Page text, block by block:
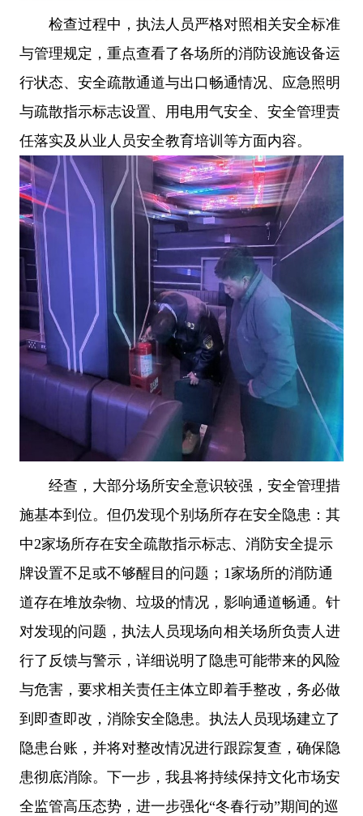
检查过程中，执法人员严格对照相关安全标准
与管理规定，重点查看了各场所的消防设施设备运
行状态、安全疏散通道与出口畅通情况、应急照明
与疏散指示标志设置、用电用气安全、安全管理责
任落实及从业人员安全教育培训等方面内容。
经查，大部分场所安全意识较强，安全管理措
施基本到位。但仍发现个别场所存在安全隐患：其
中2家场所存在安全疏散指示标志、消防安全提示
牌设置不足或不够醒目的问题；1家场所的消防通
道存在堆放杂物、垃圾的情况，影响通道畅通。针
对发现的问题，执法人员现场向相关场所负责人进
行了反馈与警示，详细说明了隐患可能带来的风险
与危害，要求相关责任主体立即着手整改，务必做
到即查即改，消除安全隐患。执法人员现场建立了
隐患台账，并将对整改情况进行跟踪复查，确保隐
患彻底消除。下一步，我县将持续保持文化市场安
全监管高压态势，进一步强化“冬春行动”期间的巡